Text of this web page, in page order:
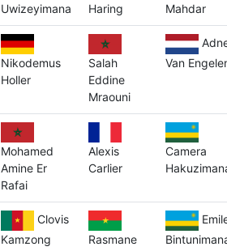
Uwizeyimana
Haring
Mahdar
Nikodemus
Holler
Salah
Eddine
Mraouni
Van
Mohamed
Amine Er
Rafai
Alexis
Carlier
Camera
Clovis
Kamzong
Rasmane